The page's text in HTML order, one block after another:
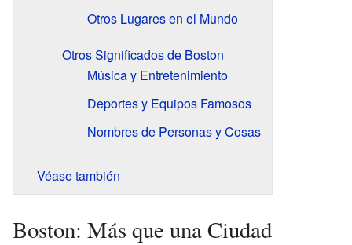
Otros Lugares en el Mundo
Otros Significados de Boston
Música y Entretenimiento
Deportes y Equipos Famosos
Nombres de Personas y Cosas
Véase también
Boston: Más que una Ciudad